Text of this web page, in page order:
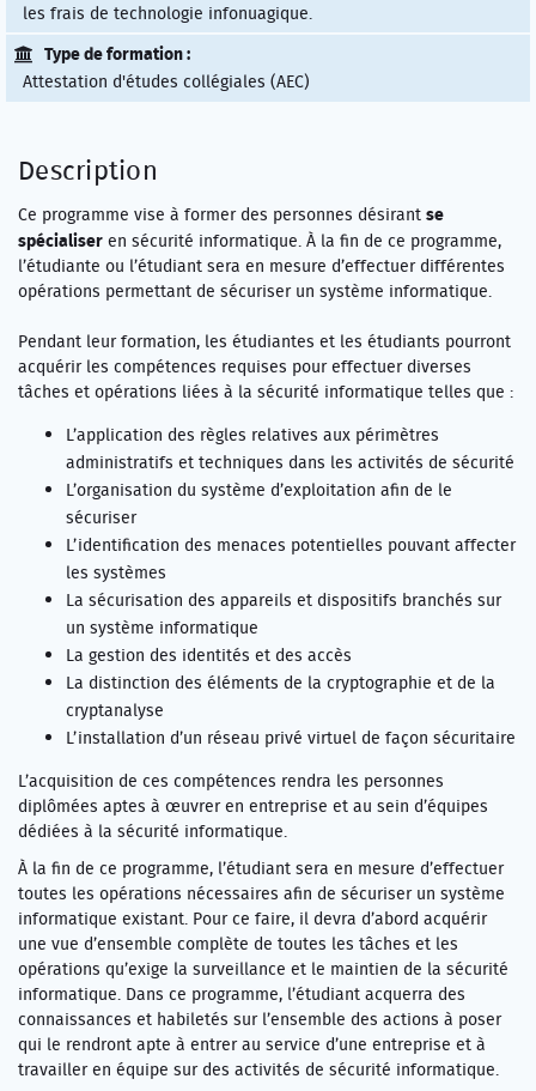
les frais de technologie infonuagique.
Type de formation :
Attestation d'études collégiales (AEC)
Description
Ce programme vise à former des personnes désirant se
spécialiser en sécurité informatique. À la fin de ce programme,
l’étudiante ou l’étudiant sera en mesure d’effectuer différentes
opérations permettant de sécuriser un système informatique.
Pendant leur formation, les étudiantes et les étudiants pourront
acquérir les compétences requises pour effectuer diverses
tâches et opérations liées à la sécurité informatique telles que :
L’application des règles relatives aux périmètres
administratifs et techniques dans les activités de sécurité
L’organisation du système d’exploitation afin de le
sécuriser
L’identification des menaces potentielles pouvant affecter
les systèmes
La sécurisation des appareils et dispositifs branchés sur
un système informatique
La gestion des identités et des accès
La distinction des éléments de la cryptographie et de la
cryptanalyse
L’installation d’un réseau privé virtuel de façon sécuritaire
L’acquisition de ces compétences rendra les personnes
diplômées aptes à œuvrer en entreprise et au sein d’équipes
dédiées à la sécurité informatique.
À la fin de ce programme, l’étudiant sera en mesure d’effectuer
toutes les opérations nécessaires afin de sécuriser un système
informatique existant. Pour ce faire, il devra d’abord acquérir
une vue d’ensemble complète de toutes les tâches et les
opérations qu’exige la surveillance et le maintien de la sécurité
informatique. Dans ce programme, l’étudiant acquerra des
connaissances et habiletés sur l’ensemble des actions à poser
qui le rendront apte à entrer au service d’une entreprise et à
travailler en équipe sur des activités de sécurité informatique.